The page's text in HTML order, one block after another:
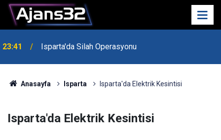
23:41 Isparta'da Silah Operasyonu
Anasayfa Isparta Isparta'da Elektrik Kesintisi
Isparta'da Elektrik Kesintisi